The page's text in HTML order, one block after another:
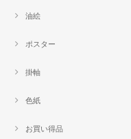
油絵
ポスター
掛軸
色紙
お買い得品